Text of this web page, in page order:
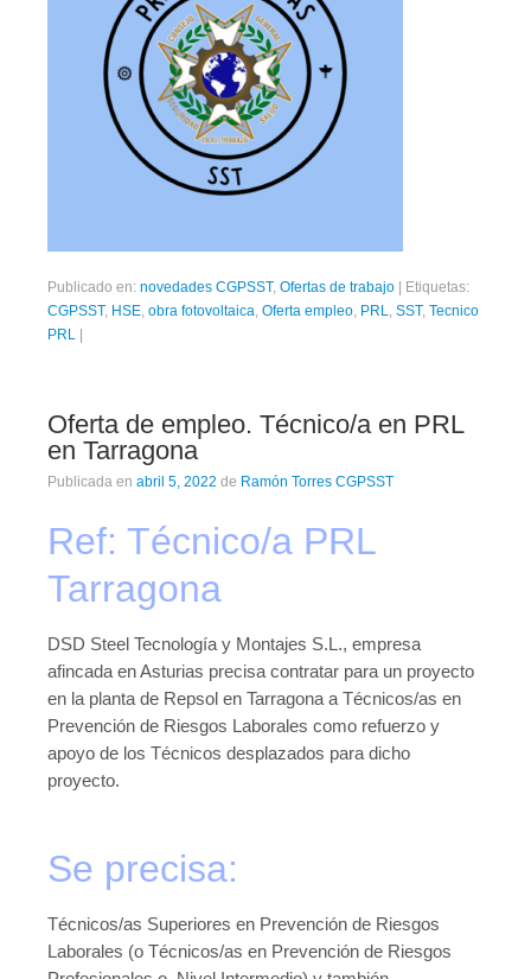
Publicado en: novedades CGPSST, Ofertas de trabajo | Etiquetas:
CGPSST, HSE obra fotovoltaica Oferta empleo PRL SST, Tecnico
PRL |
Oferta de empleo. Técnico/a en PRL
en Tarragona
Publicada en abril 5, 2022 de Ramón Torres CGPSST
Ref: Técnico/a PRL
Tarragona
DSD Steel Tecnología y Montajes S.L., empresa
afincada en Asturias precisa contratar para un proyecto
en la planta de Repsol en Tarragona a Técnicos/as en
Prevención de Riesgos Laborales como refuerzo y
apoyo de los Técnicos desplazados para dicho
proyecto.
Se precisa:
Técnicos/as Superiores en Prevención de Riesgos
Laborales (o Técnicos/as en Prevención de Riesgos